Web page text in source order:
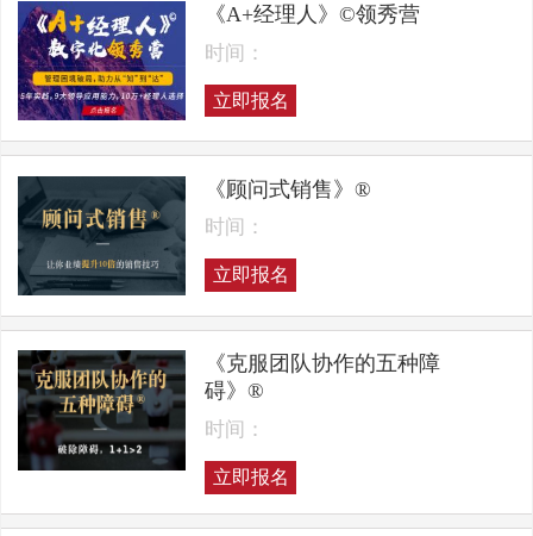
《A+经理人》©领秀营
时间：
立即报名
《顾问式销售》®
时间：
立即报名
《克服团队协作的五种障
碍》®
时间：
立即报名